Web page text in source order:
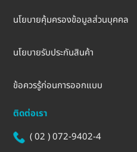
นโยบายคุ้มครองข้อมูลส่วนบุคคล
นโยบายรับประกันสินค้า
ข้อควรรู้ก่อนการออกแบบ
ติดต่อเรา
( 02 ) 072-9402-4